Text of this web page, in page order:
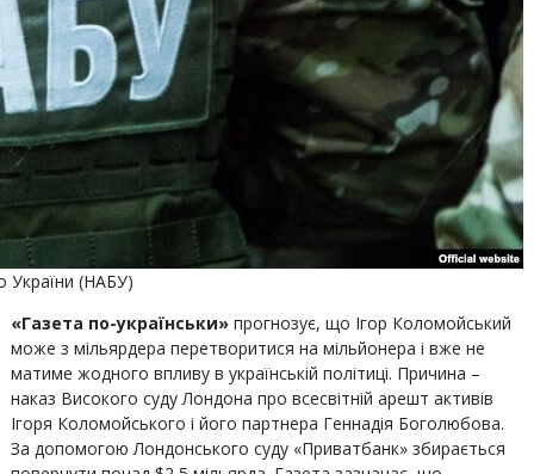
України (НАБУ)
«Газета по-українськи»прогнозує, що Ігор Коломойський
може з мільярдера перетворитися на мільйонера і вже не
матиме жодного впливу в українській політиці. Причина –
наказ Високого суду Лондона про всесвітній арешт активів
Ігоря Коломойського і його партнера Геннадія Боголюбова.
За допомогою Лондонського суду «Приватбанк» збирається